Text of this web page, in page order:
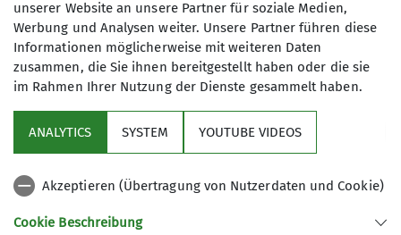
unserer Website an unsere Partner für soziale Medien,
Werbung und Analysen weiter. Unsere Partner führen diese
Informationen möglicherweise mit weiteren Daten
zusammen, die Sie ihnen bereitgestellt haben oder die sie
im Rahmen Ihrer Nutzung der Dienste gesammelt haben.
ANALYTICS SYSTEM YOUTUBE VIDEOS
Akzeptieren (Übertragung von Nutzerdaten und Cookie)
Cookie Beschreibung